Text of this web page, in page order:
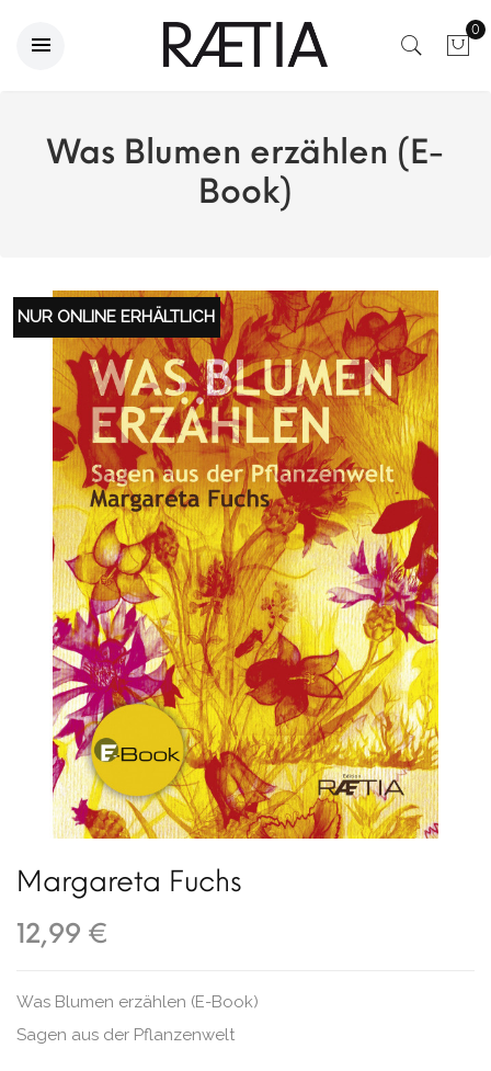
0
Was Blumen erzählen (E-
Book)
NUR ONLINE ERHÄLTLICH
Margareta Fuchs
12,99 €
Was Blumen erzählen (E-Book)
Sagen aus der Pflanzenwelt